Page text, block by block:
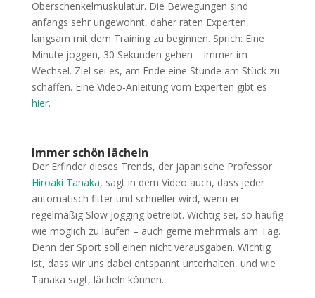
Oberschenkelmuskulatur. Die Bewegungen sind
anfangs sehr ungewohnt, daher raten Experten,
langsam mit dem Training zu beginnen. Sprich: Eine
Minute joggen, 30 Sekunden gehen – immer im
Wechsel. Ziel sei es, am Ende eine Stunde am Stück zu
schaffen. Eine Video-Anleitung vom Experten gibt es
hier.
Immer schön lächeln
Der Erfinder dieses Trends, der japanische Professor
Hiroaki Tanaka, sagt in dem Video auch, dass jeder
automatisch fitter und schneller wird, wenn er
regelmäßig Slow Jogging betreibt. Wichtig sei, so häufig
wie möglich zu laufen – auch gerne mehrmals am Tag.
Denn der Sport soll einen nicht verausgaben. Wichtig
ist, dass wir uns dabei entspannt unterhalten, und wie
Tanaka sagt, lächeln können.